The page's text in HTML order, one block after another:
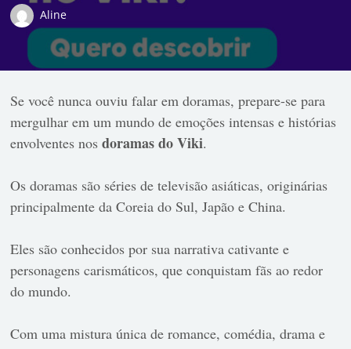
Aline
Se você nunca ouviu falar em doramas, prepare-se para
mergulhar em um mundo de emoções intensas e histórias
envolventes nosdoramas do Viki.
Os doramas são séries de televisão asiáticas, originárias
principalmente da Coreia do Sul, Japão e China.
Eles são conhecidos por sua narrativa cativante e
personagens carismáticos, que conquistam fãs ao redor
do mundo.
Com uma mistura única de romance, comédia, drama e